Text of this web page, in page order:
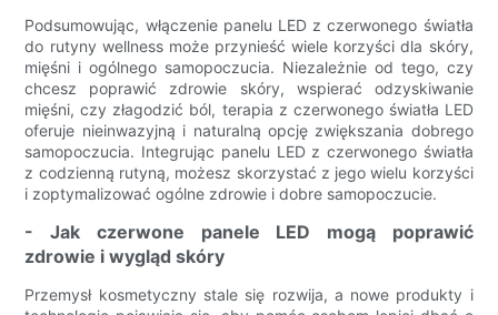
Podsumowując, włączenie panelu LED z czerwonego światła
do rutyny wellness może przynieść wiele korzyści dla skóry,
mięśni i ogólnego samopoczucia. Niezależnie od tego, czy
chcesz poprawić zdrowie skóry, wspierać odzyskiwanie
mięśni, czy złagodzić ból, terapia z czerwonego światła LED
oferuje nieinwazyjną i naturalną opcję zwiększania dobrego
samopoczucia. Integrując panelu LED z czerwonego światła
z codzienną rutyną, możesz skorzystać z jego wielu korzyści
i zoptymalizować ogólne zdrowie i dobre samopoczucie.
- Jak czerwone panele LED mogą poprawić
zdrowie i wygląd skóry
Przemysł kosmetyczny stale się rozwija, a nowe produkty i